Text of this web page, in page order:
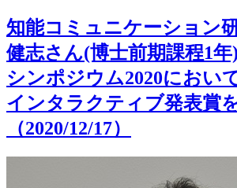
知能コミュニケーション
健志さん(博士前期課程1
シンポジウム2020におい
インタラクティブ発表賞
（2020/12/17）